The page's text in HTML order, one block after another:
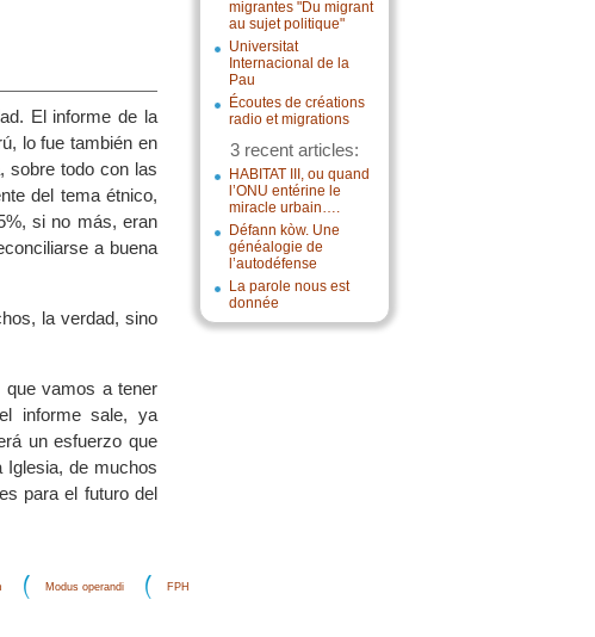
migrantes "Du migrant
au sujet politique"
Universitat
Internacional de la
Pau
Écoutes de créations
radio et migrations
3 recent articles:
HABITAT III, ou quand
l’ONU entérine le
miracle urbain….
Défann kòw. Une
généalogie de
l’autodéfense
La parole nous est
donnée
El informe de la
lo fue también en
sobre todo con las
del tema étnico,
si no más, eran
a buena
la verdad, sino
que vamos a tener
informe sale, ya
un esfuerzo que
de muchos
para el futuro del
Modus operandi FPH